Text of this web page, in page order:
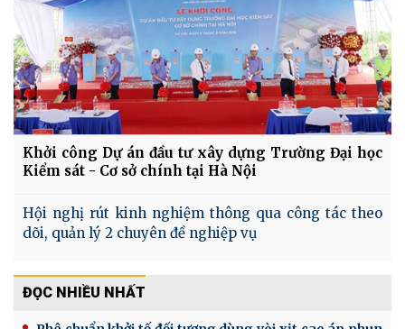
Khởi công Dự án đầu tư xây dựng Trường Đại học
Kiểm sát - Cơ sở chính tại Hà Nội
Hội nghị rút kinh nghiệm thông qua công tác theo
dõi, quản lý 2 chuyên đề nghiệp vụ
ĐỌC NHIỀU NHẤT